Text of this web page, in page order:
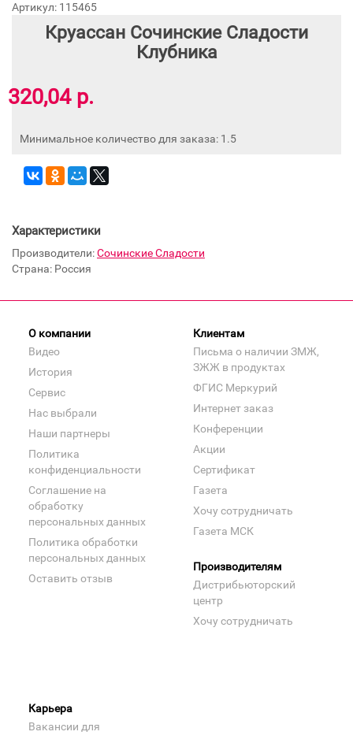
Артикул: 115465
Круассан Сочинские Сладости
Клубника
320,04 р.
Минимальное количество для заказа: 1.5
Характеристики
Производители:Сочинские Сладости
Страна: Россия
О компании
Видео
История
Сервис
Нас выбрали
Наши партнеры
Политика
конфиденциальности
Соглашение на
обработку
персональных данных
Политика обработки
персональных данных
Оставить отзыв
Клиентам
Письма о наличии ЗМЖ,
ЗЖЖ в продуктах
ФГИС Меркурий
Интернет заказ
Конференции
Акции
Сертификат
Газета
Хочу сотрудничать
Газета МСК
Производителям
Дистрибьюторский
центр
Хочу сотрудничать
Карьера
Вакансии для